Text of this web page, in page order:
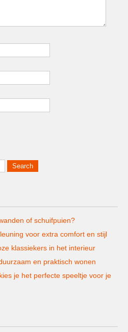
of schuifpuien?
voor extra comfort en stijl
klassiekers in het interieur
en praktisch wonen
je het perfecte speeltje voor je